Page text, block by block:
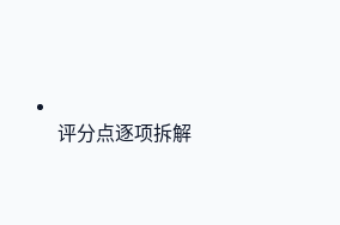
评分点逐项拆解